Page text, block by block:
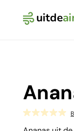
uitde